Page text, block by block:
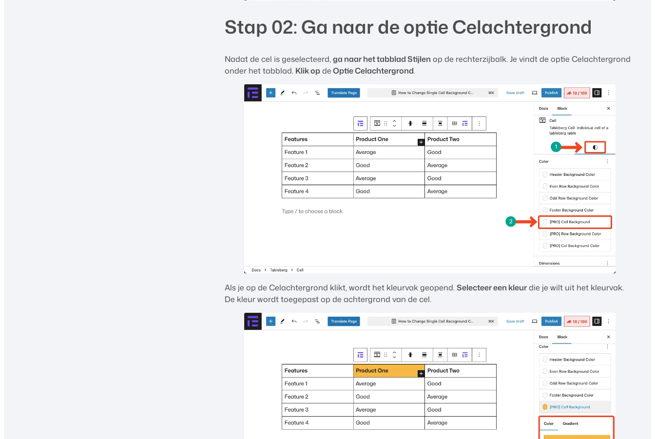
Stap 02: Ga naar de optie Celachtergrond
Nadat de cel is geselecteerd,ga naar het tabblad Stijlen op de rechterzijbalk. Je vindt de optie Celachtergrond
onder het tabblad. Klik opdeOptie Celachtergrond.
Als je op de Celachtergrond klikt, wordt het kleurvak geopend.Selecteer een kleurdie je wilt uit het kleurvak.
De kleur wordt toegepast op de achtergrond van de cel.